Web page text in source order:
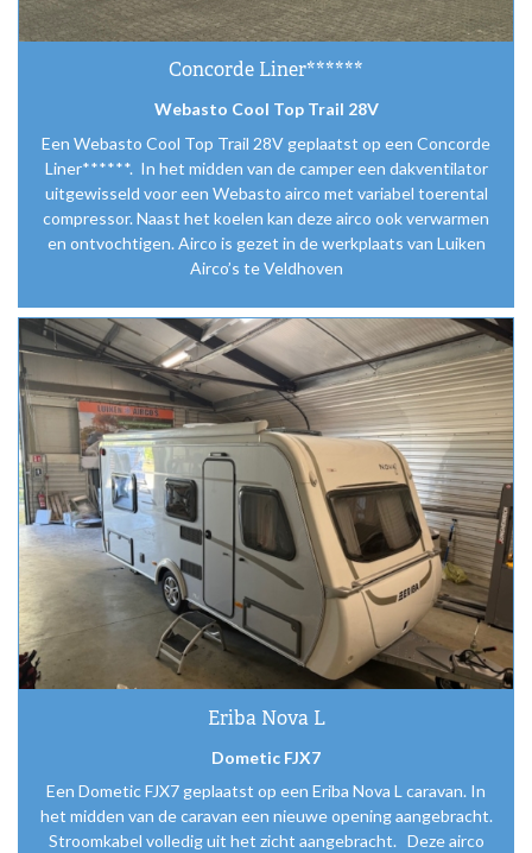
Concorde Liner******
Webasto Cool Top Trail 28V
Een Webasto Cool Top Trail 28V geplaatst op een Concorde
Liner******. In het midden van de camper een dakventilator
uitgewisseld voor een Webasto airco met variabel toerental
compressor. Naast het koelen kan deze airco ook verwarmen
en ontvochtigen. Airco is gezet in de werkplaats van Luiken
Airco’s te Veldhoven
Eriba Nova L
Dometic FJX7
Een Dometic FJX7 geplaatst op een Eriba Nova L caravan. In
het midden van de caravan een nieuwe opening aangebracht.
Stroomkabel volledig uit het zicht aangebracht. Deze airco